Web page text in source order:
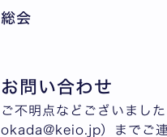
総会
お問い合わせ
ご不明点などございまし
okada@keio.jp）までご連